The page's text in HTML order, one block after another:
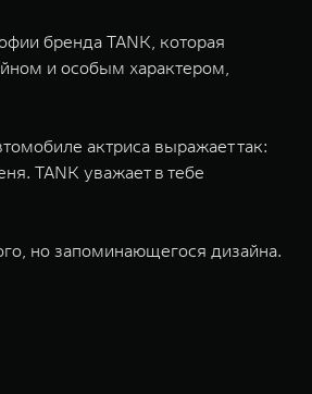
бренда TANK, которая
и особым характером,
актриса выражает так:
TANK уважает в тебе
но запоминающегося дизайна.